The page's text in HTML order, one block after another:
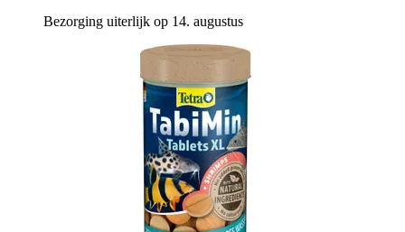
Bezorging uiterlijk op 14. augustus